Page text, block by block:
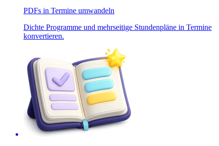
PDFs in Termine umwandeln
Dichte Programme und mehrseitige Stundenpläne in Termine
konvertieren.